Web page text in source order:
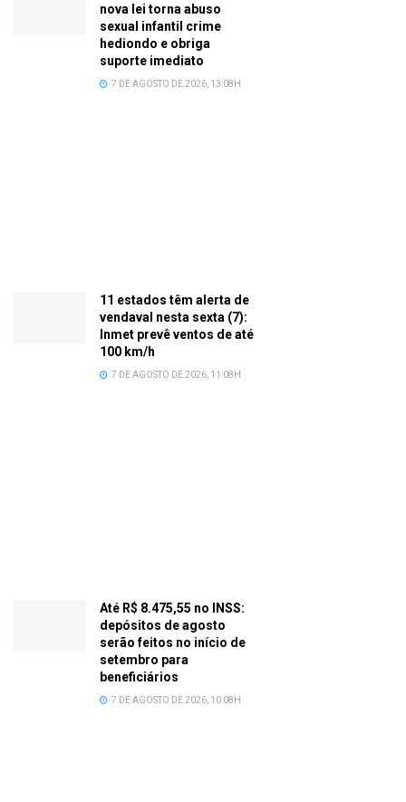
nova lei torna abuso
sexual infantil crime
hediondo e obriga
suporte imediato
7 DE AGOSTO DE 2026, 13:08H
11 estados têm alerta de
vendaval nesta sexta (7):
Inmet prevê ventos de até
100 km/h
7 DE AGOSTO DE 2026, 11:08H
Até R$ 8.475,55 no INSS:
depósitos de agosto
serão feitos no início de
setembro para
beneficiários
7 DE AGOSTO DE 2026, 10:08H